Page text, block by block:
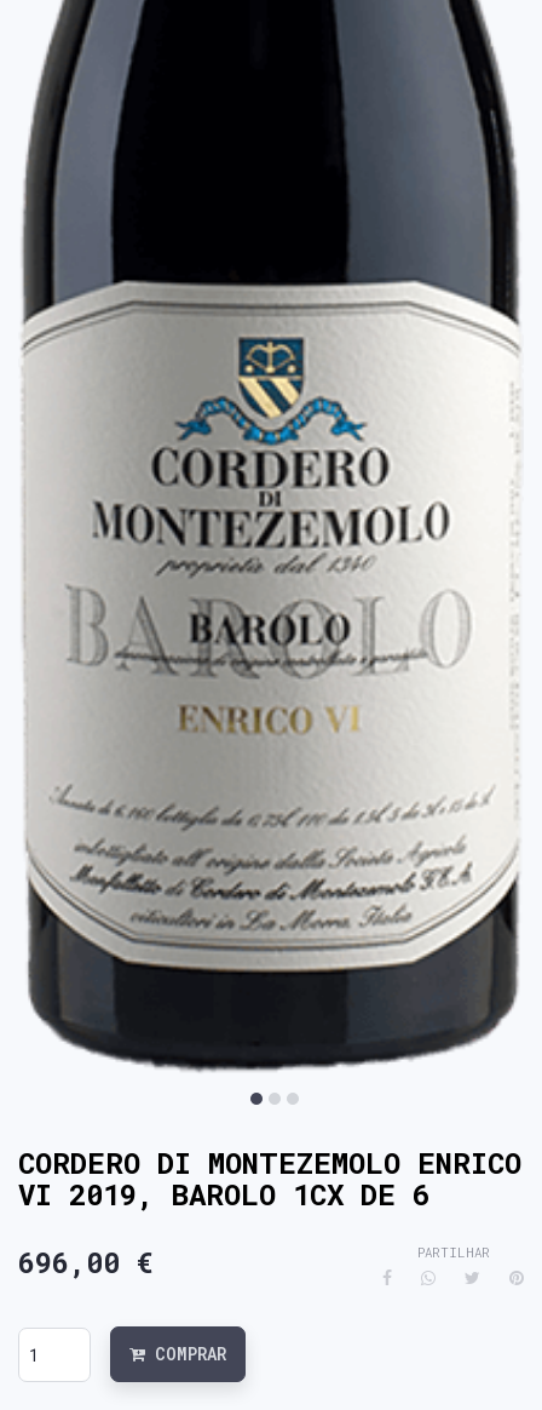
CORDERO DI MONTEZEMOLO ENRICO
VI 2019, BAROLO 1CX DE 6
696,00 € PARTILHAR
COMPRAR